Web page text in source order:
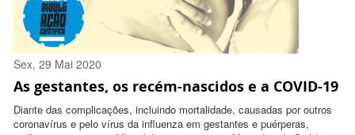
Sex, 29 Mai 2020
18:16:00 -0300
As gestantes, os recém-nascidos e a COVID-19
Diante das complicações, incluindo mortalidade, causadas por outros
coronavírus e pelo vírus da influenza em gestantes e puérperas,